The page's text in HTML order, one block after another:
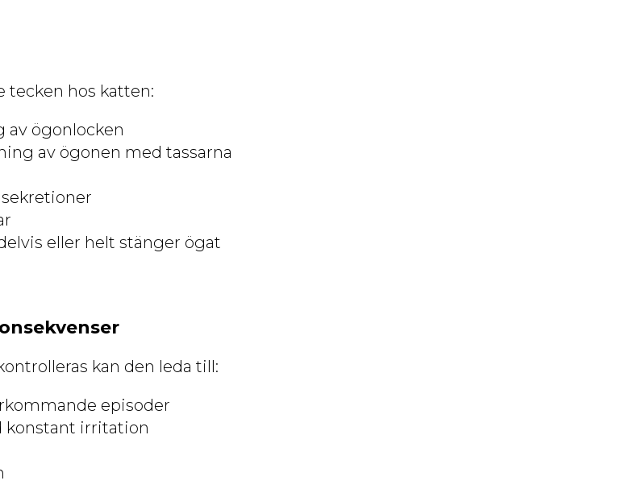
tecken hos katten:
av ögonlocken
av ögonen med tassarna
eller helt stänger ögat
kan den leda till:
episoder
konstant irritation